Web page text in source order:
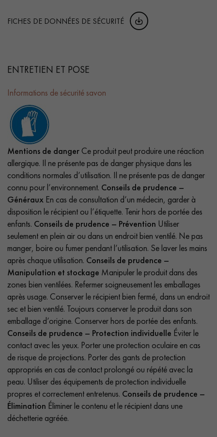
FICHES DE DONNÉES DE SÉCURITÉ
ENTRETIEN ET POSE
Informations de sécurité savon
Mentions de danger Ce produit peut produire une réaction
allergique. Il ne présente pas de danger physique dans les
conditions normales d’utilisation. Il ne présente pas de danger
connu pour l’environnement. Conseils de prudence –
Généraux En cas de consultation d’un médecin, garder à
disposition le récipient ou l’étiquette. Tenir hors de portée des
enfants. Conseils de prudence – Prévention Utiliser
seulement en plein air ou dans un endroit bien ventilé. Ne pas
manger, boire ou fumer pendant l’utilisation. Se laver les mains
après chaque utilisation. Conseils de prudence –
Manipulation et stockage Manipuler le produit dans des
zones bien ventilées. Refermer soigneusement les emballages
après usage. Conserver le récipient bien fermé, dans un endroit
sec et bien ventilé. Toujours conserver le produit dans son
emballage d’origine. Conserver hors de portée des enfants.
Conseils de prudence – Protection individuelle Éviter le
contact avec les yeux. Porter une protection oculaire en cas
de risque de projections. Porter des gants de protection
appropriés en cas de contact prolongé ou répété avec la
peau. Utiliser des équipements de protection individuelle
propres et correctement entretenus. Conseils de prudence –
Élimination Éliminer le contenu et le récipient dans une
déchetterie agréée.